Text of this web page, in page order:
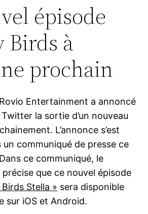
épisode
Birds à
prochain
Entertainment a annoncé
la sortie d’un nouveau
L’annonce s’est
communiqué de presse ce
ce communiqué, le
que ce nouvel épisode
Stella » sera disponible
sur iOS et Android.